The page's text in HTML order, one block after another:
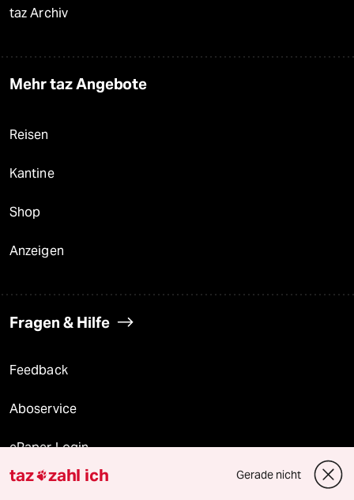
taz Archiv
Mehr taz Angebote
Reisen
Kantine
Shop
Anzeigen
Fragen & Hilfe
Feedback
Aboservice
ePaper Login
Downloads für Abonnierende
taz zahl ich Gerade nicht